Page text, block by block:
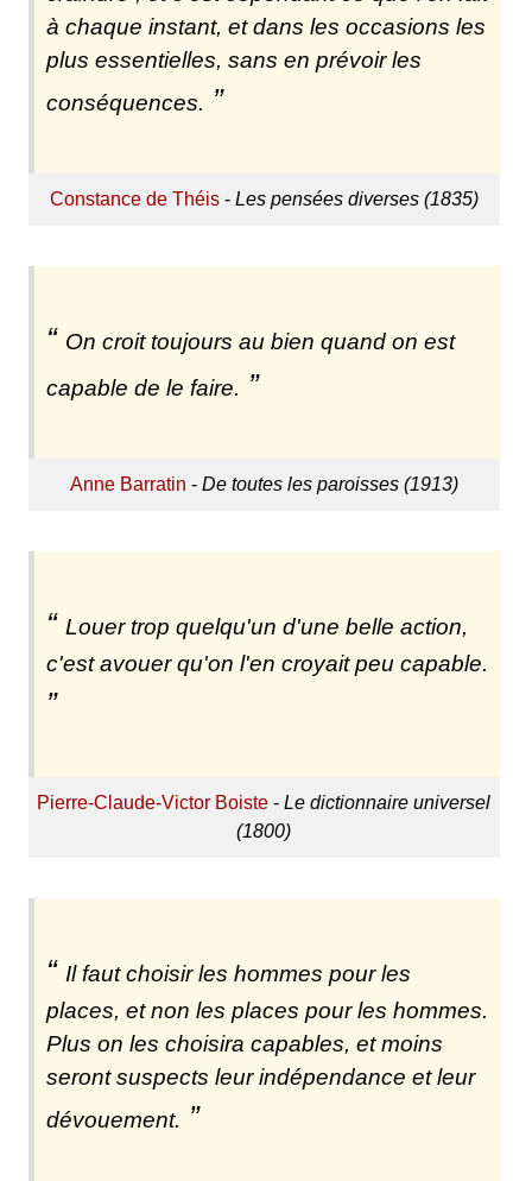
à chaque instant, et dans les occasions les
plus essentielles, sans en prévoir les
conséquences.
Constance de Théis- Les pensées diverses (1835)
On croit toujours au bien quand on est
capable de le faire.
Anne Barratin - De toutes les paroisses (1913)
Louer trop quelqu'un d'une belle action,
c'est avouer qu'on l'en croyait peu capable.
Pierre-Claude-Victor Boiste -Le dictionnaire universel
(1800)
Il faut choisir les hommes pour les
places, et non les places pour les hommes.
Plus on les choisira capables, et moins
seront suspects leur indépendance et leur
dévouement.